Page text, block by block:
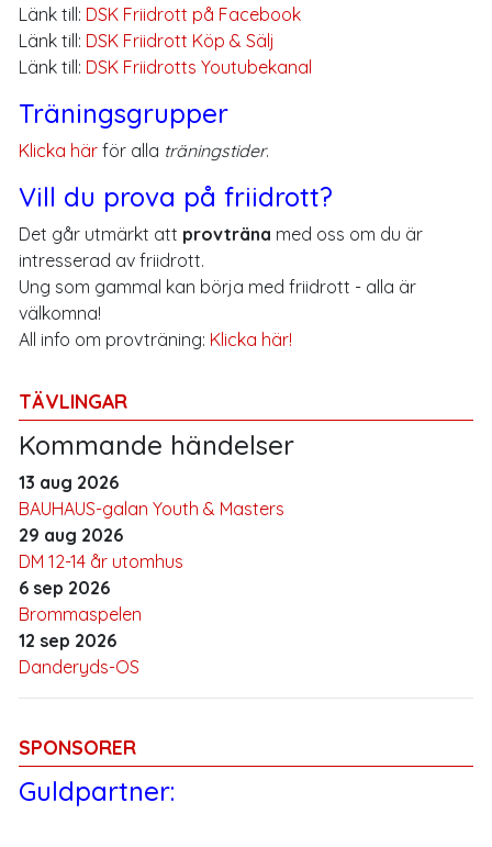
Länk till: DSK Friidrott på Facebook
Länk till: DSK Friidrott Köp & Sälj
Länk till: DSK Friidrotts Youtubekanal
Träningsgrupper
Klicka här för alla träningstider.
Vill du prova på friidrott?
Det går utmärkt att provträna med oss om du är
intresserad av friidrott.
Ung som gammal kan börja med friidrott - alla är
välkomna!
All info om provträning: Klicka här!
TÄVLINGAR
Kommande händelser
13 aug 2026
BAUHAUS-galan Youth & Masters
29 aug 2026
DM 12-14 år utomhus
6 sep 2026
Brommaspelen
12 sep 2026
Danderyds-OS
SPONSORER
Guldpartner: